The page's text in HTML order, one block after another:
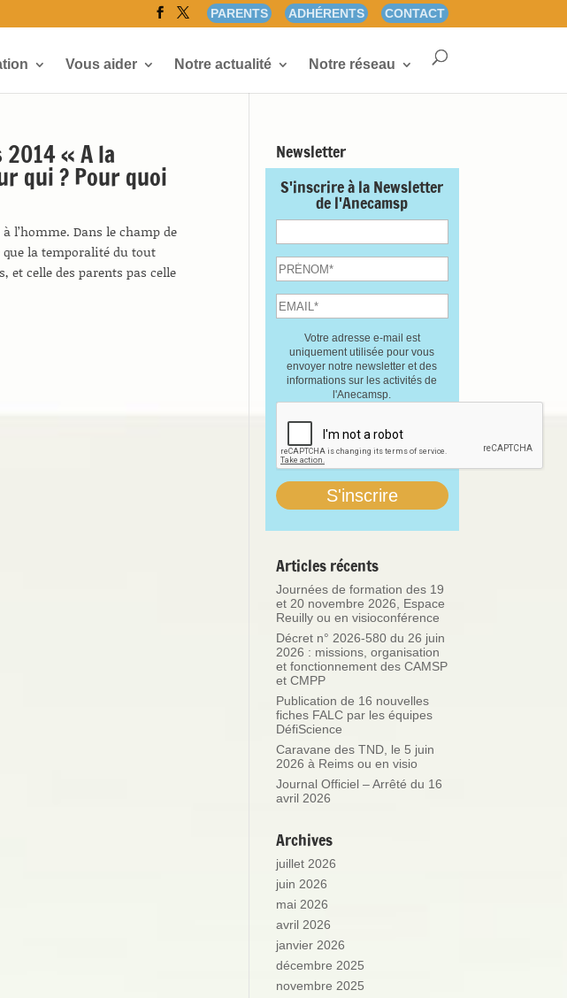
PARENTS ADHÉRENTS CONTACT
Vous aider Notre actualité Notre réseau
« A la
qui ? Pour quoi
l’homme. Dans le champ de
la temporalité du tout
et celle des parents pas celle
Newsletter
S'inscrire à la Newsletter
de l'Anecamsp
Votre adresse e-mail est
uniquement utilisée pour vous
envoyer notre newsletter et des
informations sur les activités de
l'Anecamsp.
Articles récents
Journées de formation des 19
et 20 novembre 2026, Espace
Reuilly ou en visioconférence
Décret n° 2026-580 du 26 juin
2026 : missions, organisation
et fonctionnement des CAMSP
et CMPP
Publication de 16 nouvelles
fiches FALC par les équipes
DéfiScience
Caravane des TND, le 5 juin
2026 à Reims ou en visio
Journal Officiel – Arrêté du 16
avril 2026
Archives
juillet 2026
juin 2026
mai 2026
avril 2026
janvier 2026
décembre 2025
novembre 2025